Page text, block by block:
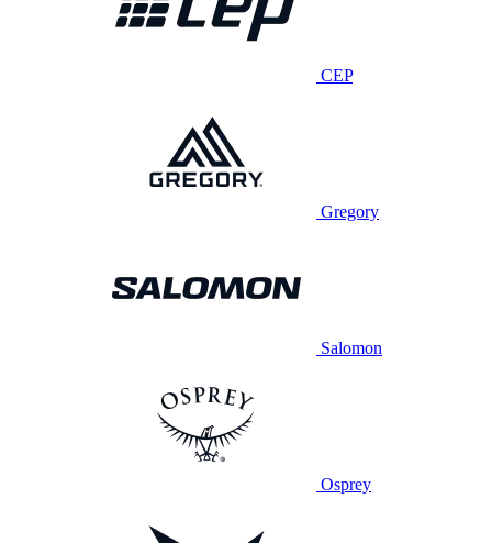
CEP
Gregory
Salomon
Osprey